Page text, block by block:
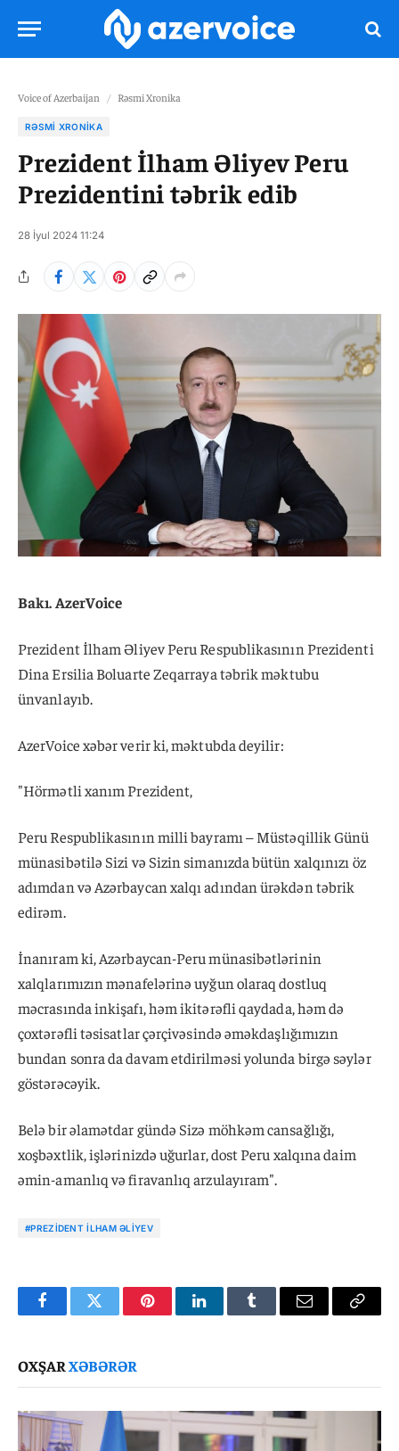
Voice of Azerbaijan / Rəsmi Xronika
RƏSMI XRONIKA
Prezident İlham Əliyev Peru
Prezidentini təbrik edib
28 İyul 2024 11:24
Bakı. AzerVoice
Prezident İlham Əliyev Peru Respublikasının Prezidenti
Dina Ersilia Boluarte Zeqarraya təbrik məktubu
ünvanlayıb.
AzerVoice xəbər verir ki, məktubda deyilir:
"Hörmətli xanım Prezident,
Peru Respublikasının milli bayramı – Müstəqillik Günü
münasibətilə Sizi və Sizin simanızda bütün xalqınızı öz
adımdan və Azərbaycan xalqı adından ürəkdən təbrik
edirəm.
İnanıram ki, Azərbaycan-Peru münasibətlərinin
xalqlarımızın mənafelərinə uyğun olaraq dostluq
məcrasında inkişafı, həm ikitərəfli qaydada, həm də
çoxtərəfli təsisatlar çərçivəsində əməkdaşlığımızın
bundan sonra da davam etdirilməsi yolunda birgə səylər
göstərəcəyik.
Belə bir əlamətdar gündə Sizə möhkəm cansağlığı,
xoşbəxtlik, işlərinizdə uğurlar, dost Peru xalqına daim
əmin-amanlıq və firavanlıq arzulayıram".
#PREZIDENT İLHAM ƏLIYEV
FacebookTwitter PinterestLinkedInTumblr Email
Copy
OXŞARXƏBƏRƏR